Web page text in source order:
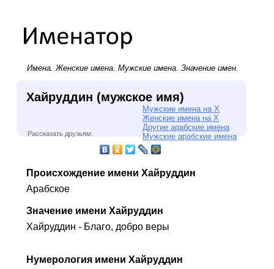
Имена.Женские имена. Мужские имена. Значение имен.
Хайруддин (мужское имя)
Мужские имена на Х
Женские имена на Х
Другие арабские имена
Мужские арабские имена
Рассказать друзьям:
Происхождение имени Хайруддин
Арабское
Значение имени Хайруддин
Хайруддин - Благо, добро веры
Нумерология имени Хайруддин